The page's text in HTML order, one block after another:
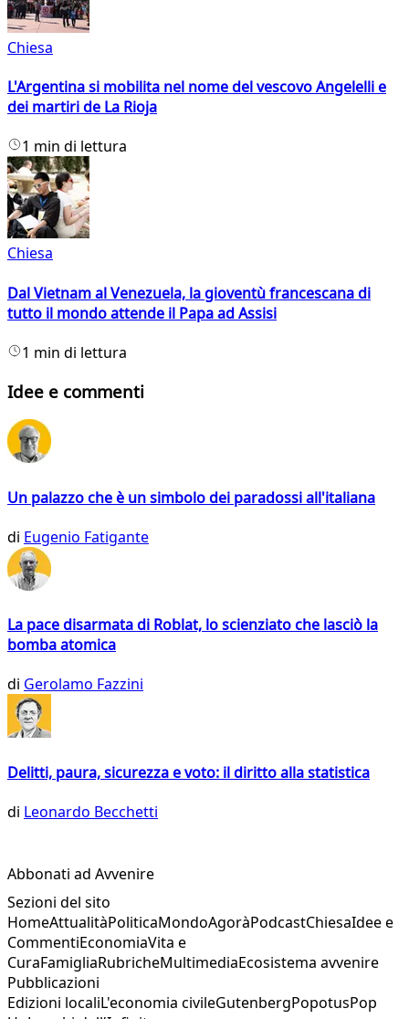
Chiesa
L'Argentina si mobilita nel nome del vescovo Angelelli e
dei martiri de La Rioja
1 min di lettura
Chiesa
Dal Vietnam al Venezuela, la gioventù francescana di
tutto il mondo attende il Papa ad Assisi
1 min di lettura
Idee e commenti
Un palazzo che è un simbolo dei paradossi all'italiana
di Eugenio Fatigante
La pace disarmata di Roblat, lo scienziato che lasciò la
bomba atomica
di Gerolamo Fazzini
Delitti, paura, sicurezza e voto: il diritto alla statistica
di Leonardo Becchetti
Abbonati ad Avvenire
Sezioni del sito
HomeAttualitàPoliticaMondoAgoràPodcastChiesaIdee e
CommentiEconomiaVita e
CuraFamigliaRubricheMultimediaEcosistema avvenire
Pubblicazioni
Edizioni localiL'economia civileGutenbergPopotusPop